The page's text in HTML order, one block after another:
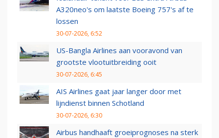
A320neo's om laatste Boeing 757's af te
lossen
30-07-2026, 6:52
US-Bangla Airlines aan vooravond van
grootste vlootuitbreiding ooit
30-07-2026, 6:45
AIS Airlines gaat jaar langer door met
lijndienst binnen Schotland
30-07-2026, 6:30
Airbus handhaaft groeiprognoses na sterk